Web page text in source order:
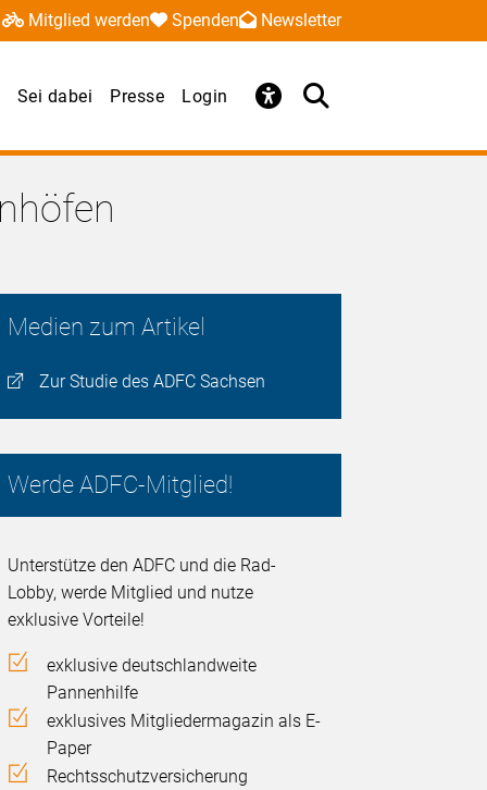
Mitglied werden Spenden Newsletter
Sei dabei Presse Login
Medien zum Artikel
Zur Studie des ADFC Sachsen
Werde ADFC-Mitglied!
Unterstütze den ADFC und die Rad-
Lobby, werde Mitglied und nutze
exklusive Vorteile!
exklusive deutschlandweite
Pannenhilfe
exklusives Mitgliedermagazin als E-
Paper
Rechtsschutzversicherung